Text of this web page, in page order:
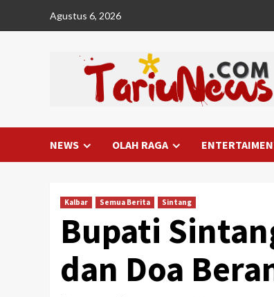
Agustus 6, 2026
NEWS OLAH RAGA
Kalbar Semua Berita Sintang
Bupati
dan Doa